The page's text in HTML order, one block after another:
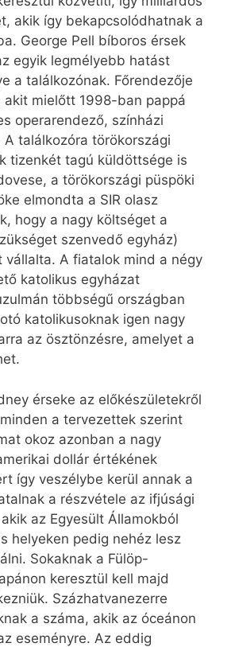
akik így bekapcsolódhatnak a
George Pell bíboros érsek
egyik legmélyebb hatást
a találkozónak. Főrendezője
akit mielőtt 1998-ban pappá
operarendező, színházi
találkozóra törökországi
tizenkét tagú küldöttsége is
a törökországi püspöki
elmondta a SIR olasz
hogy a nagy költséget a
szenvedő egyház)
vállalta. A fiatalok mind a négy
katolikus egyházat
többségű országban
katolikusoknak igen nagy
az ösztönzésre, amelyet a
érseke az előkészületekről
a tervezettek szerint
okoz azonban a nagy
dollár értékének
így veszélybe kerül annak a
a részvétele az ifjúsági
az Egyesült Államokból
helyeken pedig nehéz lesz
Sokaknak a Fülöp-
keresztül kell majd
Százhatvanezerre
a száma, akik az óceánon
eseményre. Az eddig